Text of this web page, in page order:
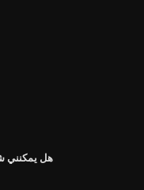
هل يمكنني